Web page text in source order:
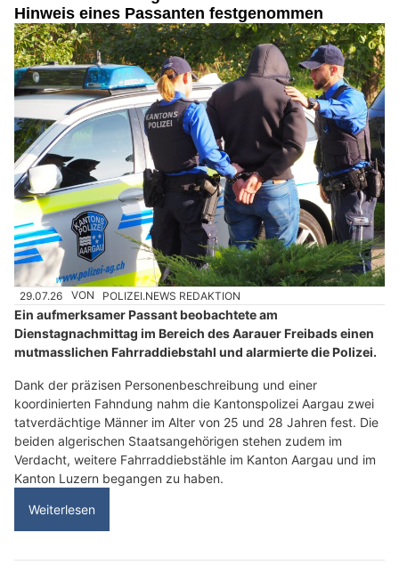
Hinweis eines Passanten festgenommen
29.07.26 VON POLIZEI.NEWS REDAKTION
Ein aufmerksamer Passant beobachtete am
Dienstagnachmittag im Bereich des Aarauer Freibads einen
mutmasslichen Fahrraddiebstahl und alarmierte die Polizei.
Dank der präzisen Personenbeschreibung und einer
koordinierten Fahndung nahm die Kantonspolizei Aargau zwei
tatverdächtige Männer im Alter von 25 und 28 Jahren fest. Die
beiden algerischen Staatsangehörigen stehen zudem im
Verdacht, weitere Fahrraddiebstähle im Kanton Aargau und im
Kanton Luzern begangen zu haben.
Weiterlesen